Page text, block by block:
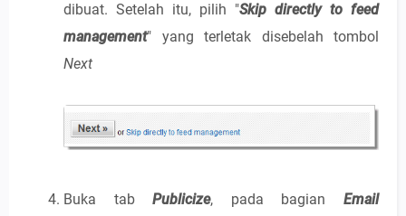
dibuat. Setelah itu, pilih "Skip directly to feed
management" yang terletak disebelah tombol
Next
Buka tabPublicize, pada bagianEmail